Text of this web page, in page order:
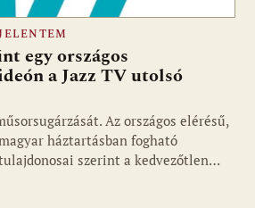
egy országos
a Jazz TV utolsó
Az országos elérésű,
háztartásban fogható
szerint a kedvezőtlen…